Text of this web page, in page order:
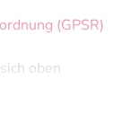
(GPSR)
oben